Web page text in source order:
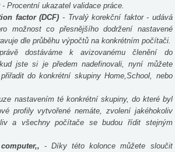
- Procentní ukazatel validace práce.
factor (DCF) - Trvalý korekční faktor - udává
možnost co přesnějšího dodržení nastavené
dle průběhu výpočtů na konkrétním počítači.
dostáváme k avizovanému členění do
jste si je předem nadefinovali, nyní můžete
do konkrétní skupiny Home,School, nebo
nastavením té konkrétní skupiny, do které byl
profily vytvořené nemáte, zvolení jakéhokoliv
a všechny počítače se budou řídit stejným
- Díky této kolonce můžete sloučit